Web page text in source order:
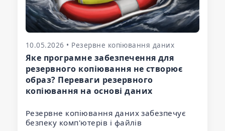
10.05.2026 • Резервне копіювання даних
Яке програмне забезпечення для
резервного копіювання не створює
образ? Переваги резервного
копіювання на основі даних
Резервне копіювання даних забезпечує
безпеку комп'ютерів і файлів